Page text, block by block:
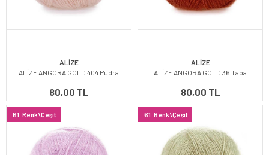
ALİZE
ALİZE ANGORA GOLD 404 Pudra
80,00 TL
ALİZE
ALİZE ANGORA GOLD 36 Taba
80,00 TL
61 Renk\Çeşit 61 Renk\Çeşit